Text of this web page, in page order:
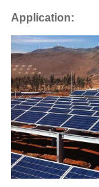
Application: